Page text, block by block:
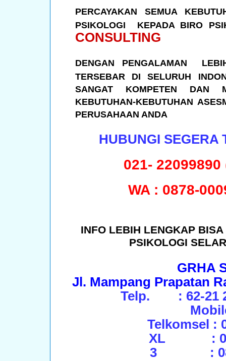
PERCAYAKAN SEMUA
PSIKOLOGI KEPADA BIRO
CONSULTING
DENGAN PENGALAMAN
TERSEBAR DI SELURUH
SANGAT KOMPETEN DAN
KEBUTUHAN-KEBUTUHAN
PERUSAHAAN ANDA
HUBUNGI SEGERA
021- 22099890
WA : 0878-
INFO LEBIH LENGKAP
PSIKOLOGI
GRHA
Jl. Mampang Prapatan
Telp. : 62-21
Telkomsel :
XL :
3 :